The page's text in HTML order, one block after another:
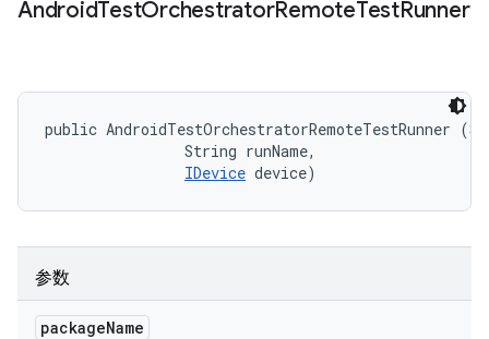
AndroidTestOrchestratorRemoteTestRunner
public AndroidTestOrchestratorRemoteTestRunner
                String runName,
IDevice device)
参数
packageName